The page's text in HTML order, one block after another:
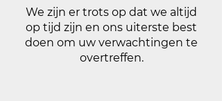
We zijn er trots op dat we altijd
op tijd zijn en ons uiterste best
doen om uw verwachtingen te
overtreffen.